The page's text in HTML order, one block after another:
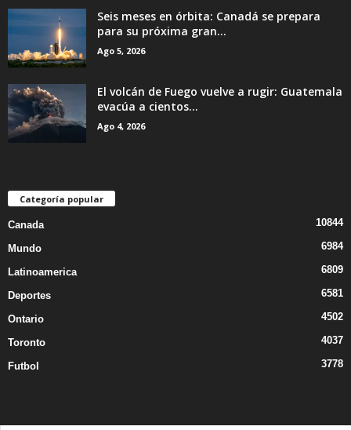
Seis meses en órbita: Canadá se prepara
para su próxima gran...
Ago 5, 2026
El volcán de Fuego vuelve a rugir: Guatemala
evacúa a cientos...
Ago 4, 2026
Categoría popular
Canada 10844
Mundo 6984
Latinoamerica 6809
Deportes 6581
Ontario 4502
Toronto 4037
Futbol 3778